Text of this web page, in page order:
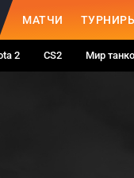
МАТЧИ
2 CS2 Мир